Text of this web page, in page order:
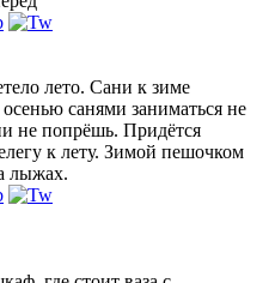
лето. Сани к зиме
санями заниматься не
не попрёшь. Придётся
к лету. Зимой пешочком
лыжах.